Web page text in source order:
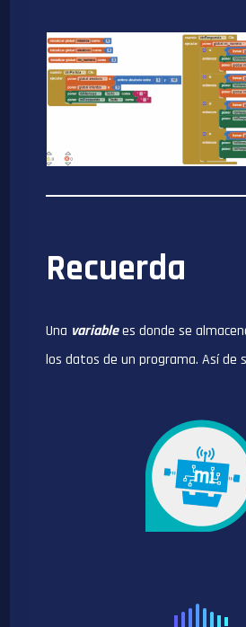
Recuerda
Una variablees donde se
los datos de un programa. Así de